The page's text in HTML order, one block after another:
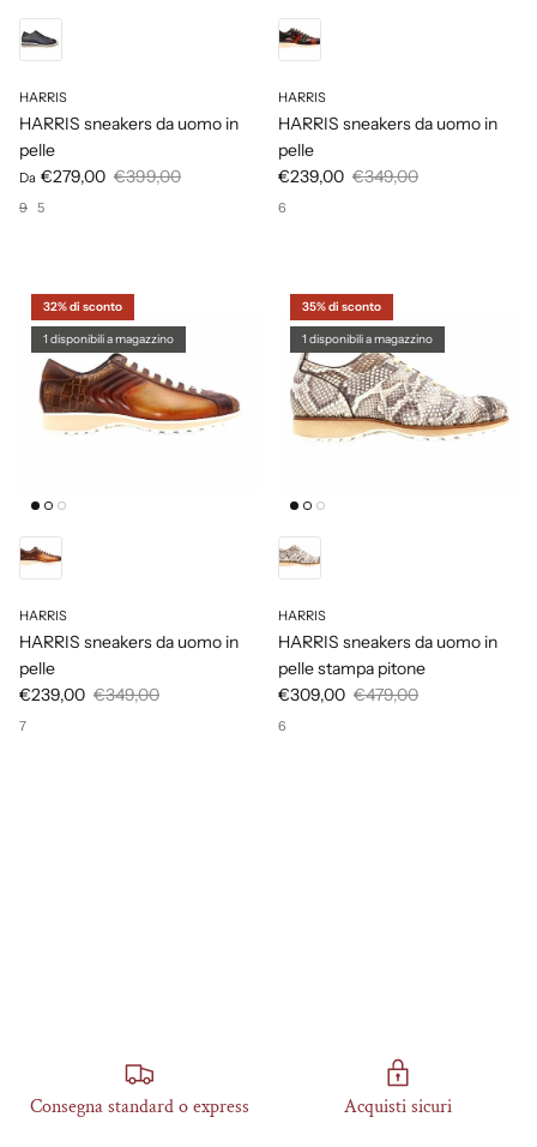
HARRIS
HARRIS sneakers da uomo in
pelle
Da €279,00 €399,00
9 5
HARRIS
HARRIS sneakers da uomo in
pelle
€239,00 €349,00
6
32% di sconto
1 disponibili a magazzino
HARRIS
HARRIS sneakers da uomo in
pelle
€239,00 €349,00
7
35% di sconto
1 disponibili a magazzino
HARRIS
HARRIS sneakers da uomo in
pelle stampa pitone
€309,00 €479,00
6
Consegna standard o express Acquisti sicuri